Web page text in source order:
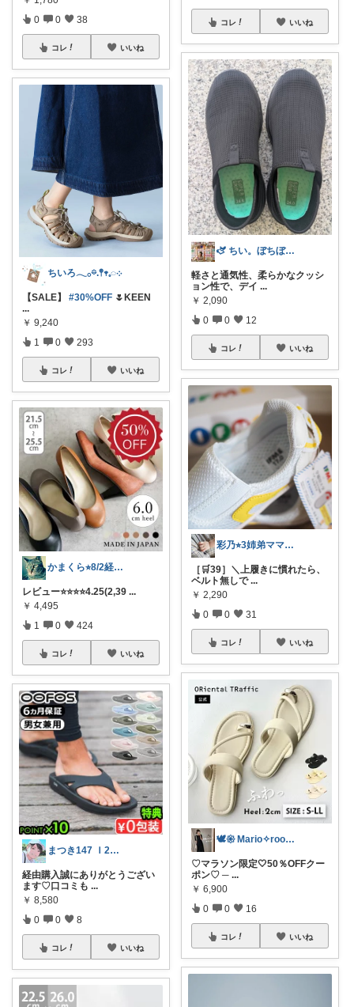
0 0 38
コレ いいね
ちいろ𓂃𓂂𖡼.𖤣𖥧𓈒◌܀
【SALE】 #30%OFF 🌷KEEN
...
￥ 9,240
1 0 293
コレ いいね
かまくら⭐︎8/2経由購入感謝です
レビュー⭐️⭐️⭐️⭐️4.25(2,39 ...
￥ 4,495
1 0 424
コレ いいね
まつき147 Ｉ2児ママ脱転勤族ぐらし
経由購入誠にありがとうござい
ます♡口コミも ...
￥ 8,580
0 0 8
コレ いいね
コレ いいね
🫏 ちい。ぼちぼちい🚶‍♀️ミ
軽さと通気性、柔らかなクッシ
ョン性で、デイ ...
￥ 2,090
0 0 12
コレ いいね
彩乃⭐︎3姉弟ママ💎🏃5♡
［🛒39］＼上履きに慣れたら、
ベルト無しで ...
￥ 2,290
0 0 31
コレ いいね
🕊𑁍 Mario✧room 𑁍🕊
♡マラソン限定🤍50％OFFクー
ポン♡ ─ ...
￥ 6,900
0 0 16
コレ いいね